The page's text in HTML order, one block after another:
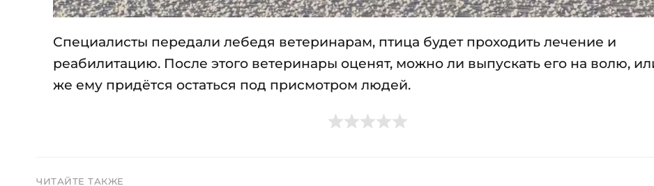
Специалисты передали лебедя ветеринарам, птица будет проходить лечение и
реабилитацию. После этого ветеринары оценят, можно ли выпускать его на волю,
же ему придётся остаться под присмотром людей.
ЧИТАЙТЕ ТАКЖЕ